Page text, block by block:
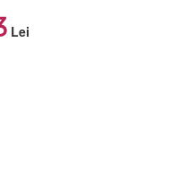
Lei